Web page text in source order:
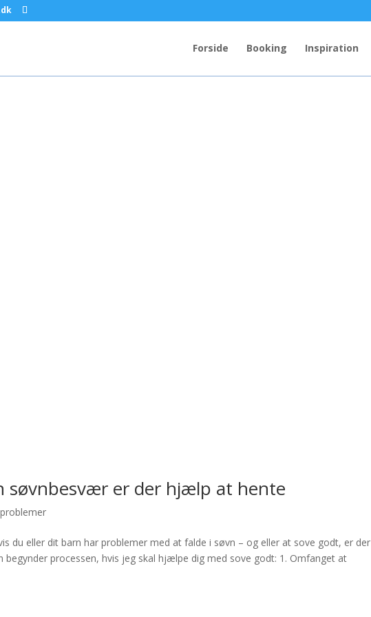
Forside Booking Inspiration
søvnbesvær er der hjælp at hente
du eller dit barn har problemer med at falde i søvn – og eller at sove godt, er der
begynder processen, hvis jeg skal hjælpe dig med sove godt: 1. Omfanget at